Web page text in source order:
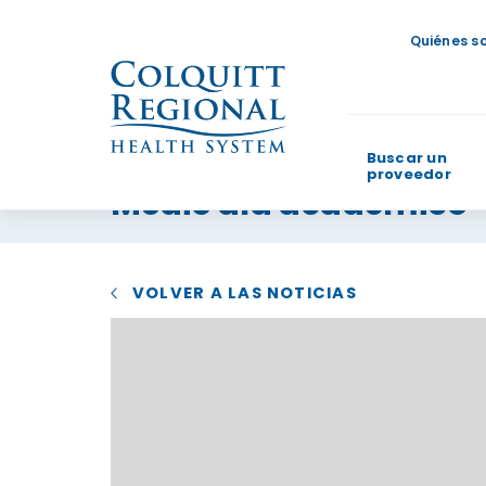
Quiénes
Buscar un
proveedor
¿En qué
Medio día académico
VOLVER A LAS NOTICIAS